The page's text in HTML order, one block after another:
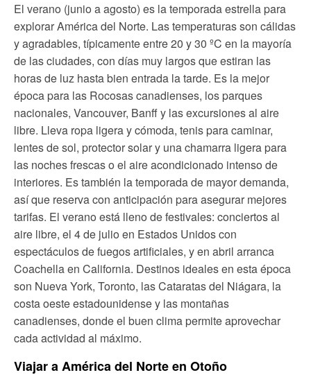
El verano (junio a agosto) es la temporada estrella para
explorar América del Norte. Las temperaturas son cálidas
y agradables, típicamente entre 20 y 30 ºC en la mayoría
de las ciudades, con días muy largos que estiran las
horas de luz hasta bien entrada la tarde. Es la mejor
época para las Rocosas canadienses, los parques
nacionales, Vancouver, Banff y las excursiones al aire
libre. Lleva ropa ligera y cómoda, tenis para caminar,
lentes de sol, protector solar y una chamarra ligera para
las noches frescas o el aire acondicionado intenso de
interiores. Es también la temporada de mayor demanda,
así que reserva con anticipación para asegurar mejores
tarifas. El verano está lleno de festivales: conciertos al
aire libre, el 4 de julio en Estados Unidos con
espectáculos de fuegos artificiales, y en abril arranca
Coachella en California. Destinos ideales en esta época
son Nueva York, Toronto, las Cataratas del Niágara, la
costa oeste estadounidense y las montañas
canadienses, donde el buen clima permite aprovechar
cada actividad al máximo.
Viajar a América del Norte en Otoño